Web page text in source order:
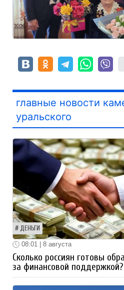
главные новости
уральского
ДЕНЬГИ
08:01 | 8 августа
Сколько россиян готовы
за финансовой поддержкой?